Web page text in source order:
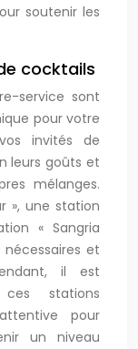
soutenir les
cocktails
service sont
pour votre
invités de
leurs goûts et
mélanges.
», une station
« Sangria
et
il est
stations
pour
un niveau